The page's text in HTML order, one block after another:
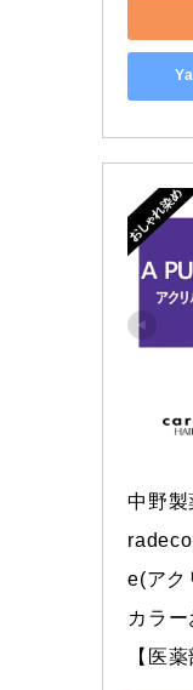
中野製
e(アク
カラ
【医